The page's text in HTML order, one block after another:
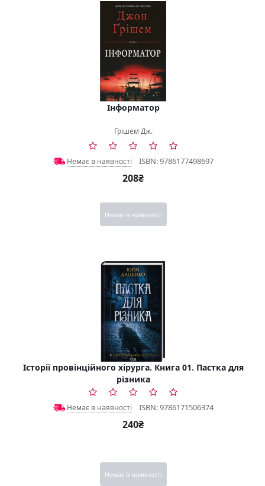
Інформатор
Грішем Дж.
Немає в наявності ISBN: 9786177498697
208₴
Немає в наявності
Історії провінційного хірурга. Книга 01. Пастка для
різника
Немає в наявності ISBN: 9786171506374
240₴
Немає в наявності